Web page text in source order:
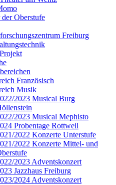
der Oberstufe
Freiburg
Französisch
Musik
2023 Musical Burg
2023 Musical Mephisto
Probentage Rottweil
2022 Konzerte Unterstufe
2022 Konzerte Mittel- und
2023 Adventskonzert
Jazzhaus Freiburg
2024 Adventskonzert